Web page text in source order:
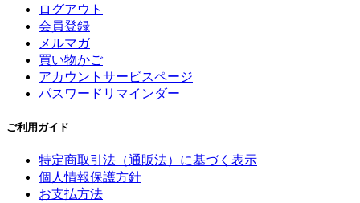
ログアウト
会員登録
メルマガ
買い物かご
アカウントサービスページ
パスワードリマインダー
ご利用ガイド
特定商取引法（通販法）に基づく表示
個人情報保護方針
お支払方法